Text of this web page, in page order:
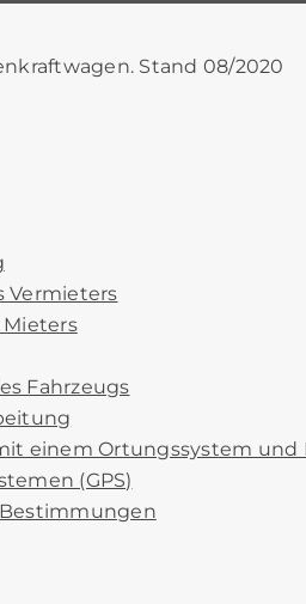
Stand 08/2020
Vermieters
Mieters
Fahrzeugs
einem Ortungssystem
(GPS)